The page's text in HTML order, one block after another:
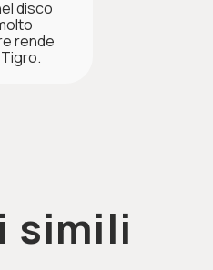
disco
rende
simili